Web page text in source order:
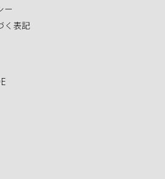
ー
く表記